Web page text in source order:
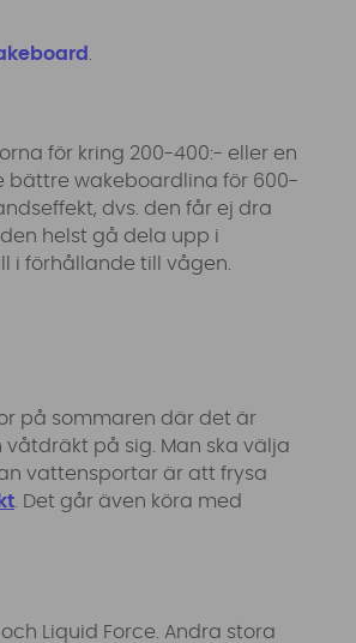
för kring 200-400:- eller en
bättre wakeboardlina för 600-
dvs. den får ej dra
helst gå dela upp i
i förhållande till vågen.
på sommaren där det är
på sig. Man ska välja
vattensportar är att frysa
. Det går även köra med
Liquid Force. Andra stora